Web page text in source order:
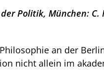
Politik, München: C.
an der
nicht allein im